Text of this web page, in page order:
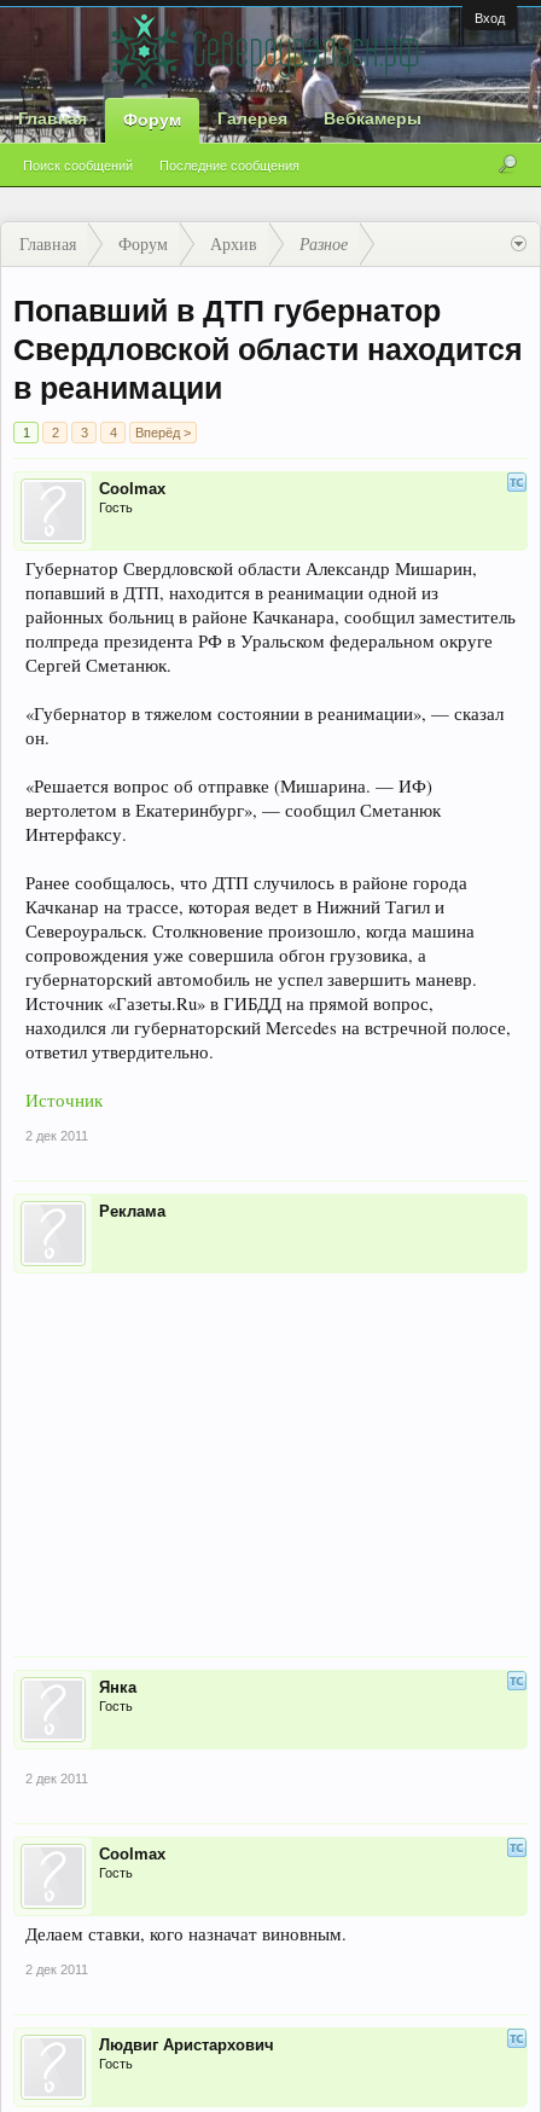
Вход
Главная Форум
Поиск сообщений Последние сообщения
Галерея Вебкамеры
Главная Форум Архив Разное
Попавший в ДТП губернатор
Свердловской области находится
в реанимации
1 2 3 4 Вперёд >
Coolmax
Гость
Губернатор Свердловской области Александр Мишарин,
попавший в ДТП, находится в реанимации одной из
районных больниц в районе Качканара, сообщил заместитель
полпреда президента РФ в Уральском федеральном округе
Сергей Сметанюк.
«Губернатор в тяжелом состоянии в реанимации», — сказал
он.
«Решается вопрос об отправке (Мишарина. — ИФ)
вертолетом в Екатеринбург», — сообщил Сметанюк
Интерфаксу.
Ранее сообщалось, что ДТП случилось в районе города
Качканар на трассе, которая ведет в Нижний Тагил и
Североуральск. Столкновение произошло, когда машина
сопровождения уже совершила обгон грузовика, а
губернаторский автомобиль не успел завершить маневр.
Источник «Газеты.Ru» в ГИБДД на прямой вопрос,
находился ли губернаторский Mercedes на встречной полосе,
ответил утвердительно.
Источник
2 дек 2011
Реклама
Янка
Гость
2 дек 2011
Coolmax
Гость
Делаем ставки, кого назначат виновным.
2 дек 2011
Людвиг Аристархович
Гость